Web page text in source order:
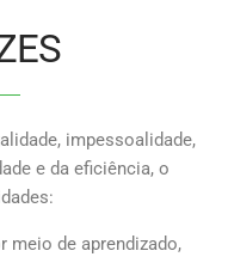
impessoalidade,
e da eficiência, o
meio de aprendizado,